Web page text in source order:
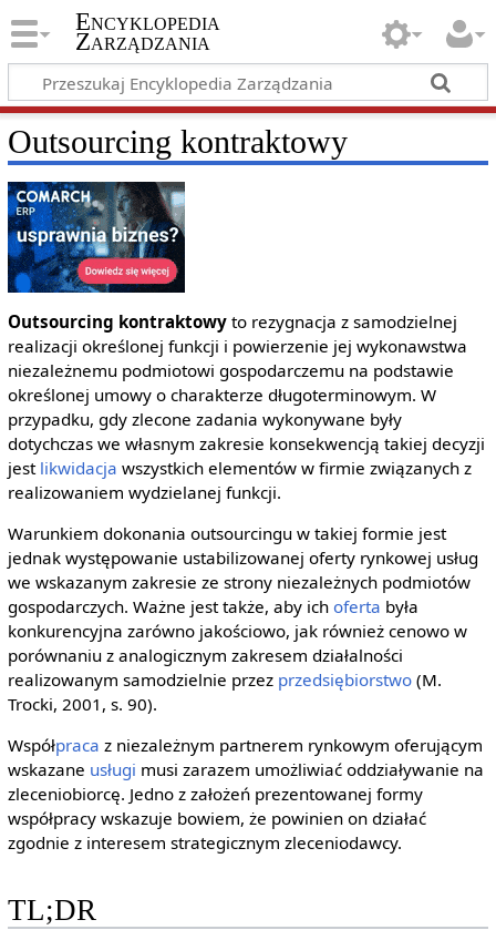
Encyklopedia
Zarządzania
Outsourcing kontraktowy
Outsourcing kontraktowyto rezygnacja z samodzielnej
realizacji określonej funkcji i powierzenie jej wykonawstwa
niezależnemu podmiotowi gospodarczemu na podstawie
określonej umowy o charakterze długoterminowym. W
przypadku, gdy zlecone zadania wykonywane były
dotychczas we własnym zakresie konsekwencją takiej decyzji
jest likwidacja wszystkich elementów w firmie związanych z
realizowaniem wydzielanej funkcji.
Warunkiem dokonania outsourcingu w takiej formie jest
jednak występowanie ustabilizowanej oferty rynkowej usług
we wskazanym zakresie ze strony niezależnych podmiotów
gospodarczych. Ważne jest także, aby ich oferta była
konkurencyjna zarówno jakościowo, jak również cenowo w
porównaniu z analogicznym zakresem działalności
realizowanym samodzielnie przez przedsiębiorstwo(M.
Trocki, 2001, s. 90).
Współpraca z niezależnym partnerem rynkowym oferującym
wskazane usługi musi zarazem umożliwiać oddziaływanie na
zleceniobiorcę. Jedno z założeń prezentowanej formy
współpracy wskazuje bowiem, że powinien on działać
zgodnie z interesem strategicznym zleceniodawcy.
TL;DR